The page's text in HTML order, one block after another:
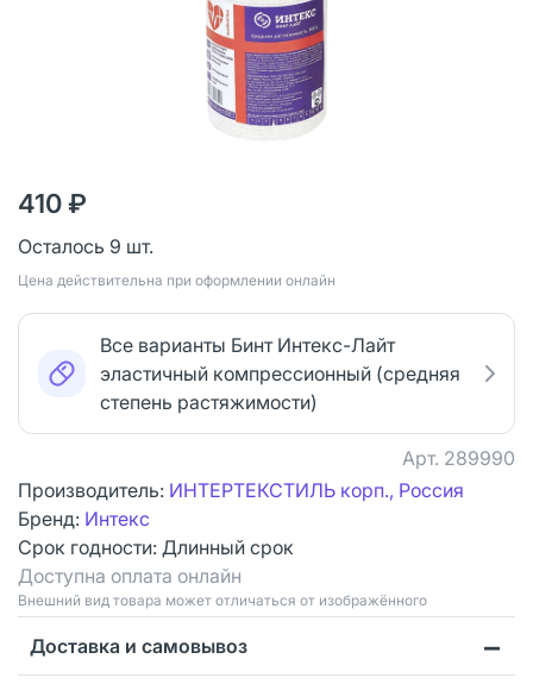
410 ₽
Осталось 9 шт.
Цена действительна при оформлении онлайн
Все варианты Бинт Интекс-Лайт
эластичный компрессионный (средняя
степень растяжимости)
Арт. 289990
Производитель: ИНТЕРТЕКСТИЛЬ корп., Россия
Бренд: Интекс
Срок годности: Длинный срок
Доступна оплата онлайн
Bнешний вид товара может отличаться от изображённого
Доставка и самовывоз